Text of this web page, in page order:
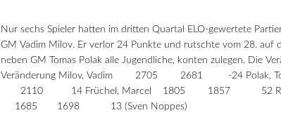
Nur sechs Spieler hatten im dritten Quartal ELO-gewertete
GM Vadim Milov. Er verlor 24 Punkte und rutschte vom 28. auf
neben GM Tomas Polak alle Jugendliche, konten zulegen. Die
Veränderung Milov, Vadim 2705 2681 -24
2110 14 Früchel, Marcel 1805 1857 52
1685 1698 13 (Sven Noppes)